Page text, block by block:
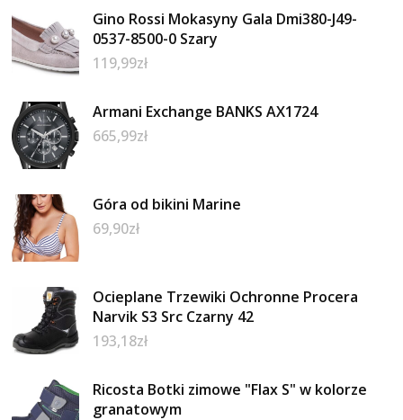
Gino Rossi Mokasyny Gala Dmi380-J49-
0537-8500-0 Szary
119,99zł
Armani Exchange BANKS AX1724
665,99zł
Góra od bikini Marine
69,90zł
Ocieplane Trzewiki Ochronne Procera
Narvik S3 Src Czarny 42
193,18zł
Ricosta Botki zimowe "Flax S" w kolorze
granatowym